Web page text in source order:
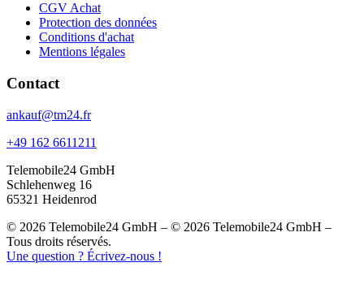
CGV Achat
Protection des données
Conditions d'achat
Mentions légales
Contact
ankauf@tm24.fr
+49 162 6611211
Telemobile24 GmbH
Schlehenweg 16
65321 Heidenrod
© 2026 Telemobile24 GmbH – © 2026 Telemobile24 GmbH –
Tous droits réservés.
Une question ? Écrivez-nous !